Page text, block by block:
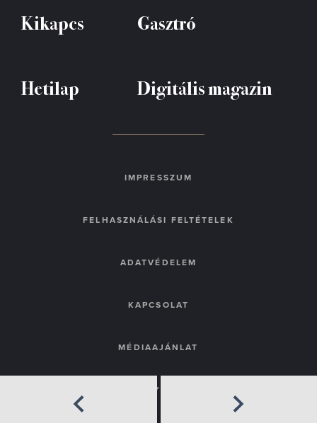
Kikapcs Gasztró
Hetilap Digitális magazin
IMPRESSZUM
FELHASZNÁLÁSI FELTÉTELEK
ADATVÉDELEM
KAPCSOLAT
MÉDIAAJÁNLAT
GYIK